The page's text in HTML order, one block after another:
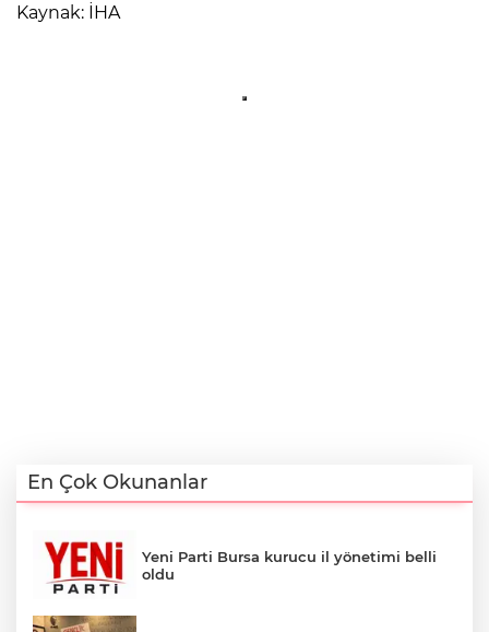
Kaynak: İHA
En Çok Okunanlar
Yeni Parti Bursa kurucu il yönetimi belli
oldu